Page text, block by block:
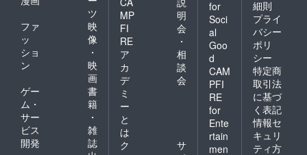
ツ
ファ
ッ
ショ
ン
映
像
・
映
画
ゲー
ム・
サー
ビス
開発
書
籍
・
雑
誌
MP
FI
RE
ア
カ
デ
ミ
ー
と
は
明
会
・
相
談
会
ク
サ
for
Soci
al
Goo
d
CAM
PFI
RE
for
Ente
rtain
men
細則
プライ
バシー
ポリ
シー
特定商
取引法
に基づ
く表記
情報セ
キュリ
ティ方